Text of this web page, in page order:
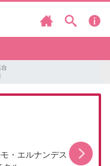
・エルナンデス・バロ